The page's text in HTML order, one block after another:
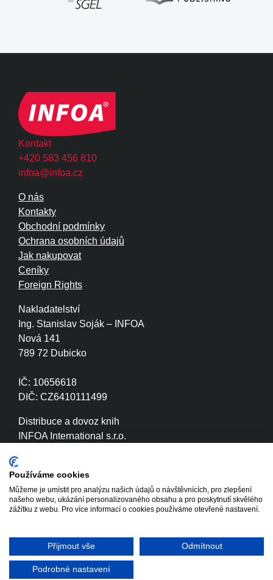
Kontakt
+420 583 456 810
infoa@infoa.cz
Nakladatelství
Ing. Stanislav Soják – INFOA
Nová 141
789 72 Dubicko
IČ: 10656618
DIČ: CZ6410111499
Distribuce a dovoz knih
INFOA International s.r.o.
IČ: 26870886
DIČ: CZ26870886
O nás
Kontakty
Obchodní podmínky
Ochrana osobních údajů
Jak nakupovat
Ceníky
Foreign Rights
Copyright © 2020 - 2026 INFOA
International s.r.o.
Tvorba www stránek
Používáme cookies
Můžeme je umístit pro analýzu našich údajů o návštěvnících, pro zlepšení
našeho webu, ukázání personalizovaného obsahu a pro poskytnutí skvělého
zážitku z webu. Pro více informací o cookies používáme otevřené nastavení.
Přijmout vše Odmítnout
Podrobné nastavení